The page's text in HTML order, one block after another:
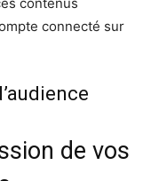
connecté sur
de vos